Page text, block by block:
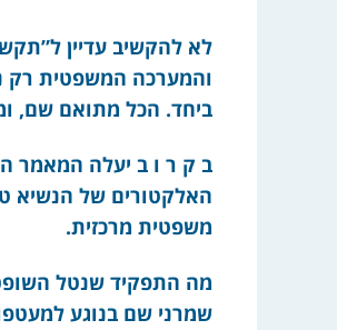
לא להקשיב עדיין
והמערכה המשפטית רק
ביחד. הכל מתואם שם,
ב ק ר ו ב יעלה המאמר
האלקטורים של הנשיא
משפטית מרכזית.
מה התפקיד שנטל
שמרני שם בנוגע